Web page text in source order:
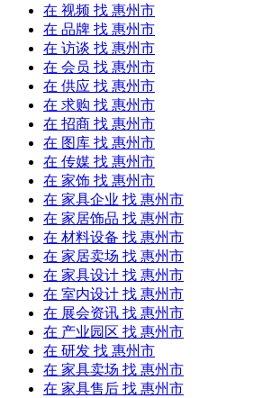
在 视频 找 惠州市
在 品牌 找 惠州市
在 访谈 找 惠州市
在 会员 找 惠州市
在 供应 找 惠州市
在 求购 找 惠州市
在 招商 找 惠州市
在 图库 找 惠州市
在 传媒 找 惠州市
在 家饰 找 惠州市
在 家具企业 找 惠州市
在 家居饰品 找 惠州市
在 材料设备 找 惠州市
在 家居卖场 找 惠州市
在 家具设计 找 惠州市
在 室内设计 找 惠州市
在 展会资讯 找 惠州市
在 产业园区 找 惠州市
在 研发 找 惠州市
在 家具卖场 找 惠州市
在 家具售后 找 惠州市